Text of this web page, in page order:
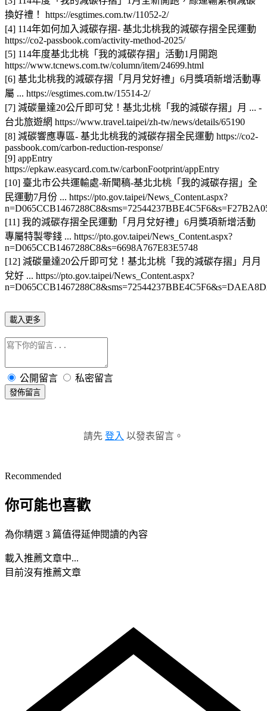
換好禮！ https://esgtimes.com.tw/11052-2/
[4] 114年如何加入減碳存摺- 基北北桃我的減碳存摺全民運動
https://co2-passbook.com/activity-method-2025/
[5] 114年度基北北桃「我的減碳存摺」活動1月開跑
https://www.tcnews.com.tw/column/item/24699.html
[6] 基北北桃我的減碳存摺「月月兌好禮」6月獎項新增活動專
屬 ... https://esgtimes.com.tw/15514-2/
[7] 減碳量達20公斤即可兌！基北北桃「我的減碳存摺」月 ... -
台北旅遊網 https://www.travel.taipei/zh-tw/news/details/65190
[8] 減碳響應專區- 基北北桃我的減碳存摺全民運動 https://co2-
passbook.com/carbon-reduction-response/
[9] appEntry
https://epkaw.easycard.com.tw/carbonFootprint/appEntry
[10] 臺北市公共運輸處-新聞稿-基北北桃「我的減碳存摺」全
民運動7月份 ... https://pto.gov.taipei/News_Content.aspx?
[11] 我的減碳存摺全民運動「月月兌好禮」6月獎項新增活動
專屬特製零錢 ... https://pto.gov.taipei/News_Content.aspx?
n=D065CCB1467288C8&s=6698A767E83E5748
[12] 減碳量達20公斤即可兌！基北北桃「我的減碳存摺」月月
兌好 ... https://pto.gov.taipei/News_Content.aspx?
載入更多
公開留言 私密留言
發佈留言
請先 登入 以發表留言。
Recommended
你可能也喜歡
為你精選 3 篇值得延伸閱讀的內容
載入推薦文章中...
目前沒有推薦文章